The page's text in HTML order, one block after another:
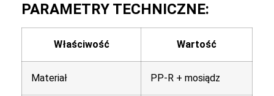
PARAMETRY TECHNICZNE:
Właściwość Wartość
Materiał PP-R + mosiądz